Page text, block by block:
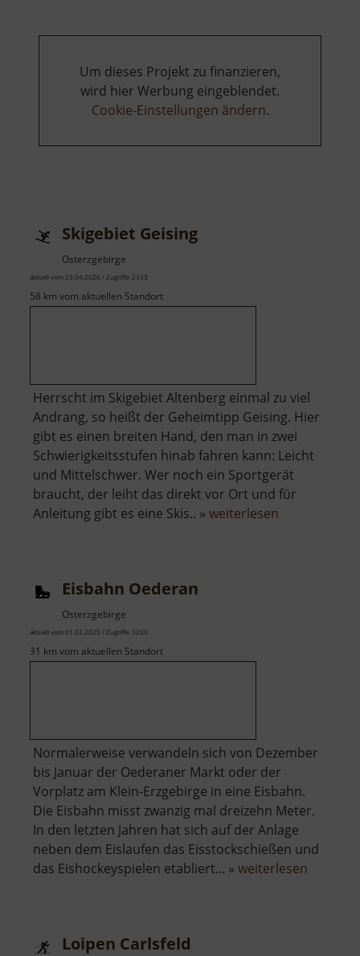
Um dieses Projekt zu finanzieren,
wird hier Werbung eingeblendet.
Cookie-Einstellungen ändern.
Skigebiet Geising
Osterzgebirge
aktuell vom 23.04.2026 / Zugriffe: 2333
58 km vom aktuellen Standort
Herrscht im Skigebiet Altenberg einmal zu viel
Andrang, so heißt der Geheimtipp Geising. Hier
gibt es einen breiten Hand, den man in zwei
Schwierigkeitsstufen hinab fahren kann: Leicht
und Mittelschwer. Wer noch ein Sportgerät
braucht, der leiht das direkt vor Ort und für
Anleitung gibt es eine Skis.. » weiterlesen
Eisbahn Oederan
Osterzgebirge
aktuell vom 01.03.2025 / Zugriffe: 3200
31 km vom aktuellen Standort
Normalerweise verwandeln sich von Dezember
bis Januar der Oederaner Markt oder der
Vorplatz am Klein-Erzgebirge in eine Eisbahn.
Die Eisbahn misst zwanzig mal dreizehn Meter.
In den letzten Jahren hat sich auf der Anlage
neben dem Eislaufen das Eisstockschießen und
das Eishockeyspielen etabliert... » weiterlesen
Loipen Carlsfeld